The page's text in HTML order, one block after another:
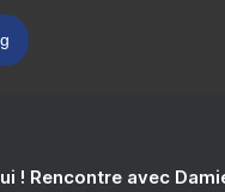
! Rencontre avec